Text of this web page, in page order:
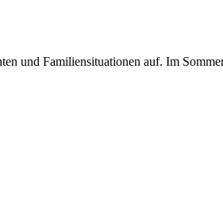
und Familiensituationen auf. Im